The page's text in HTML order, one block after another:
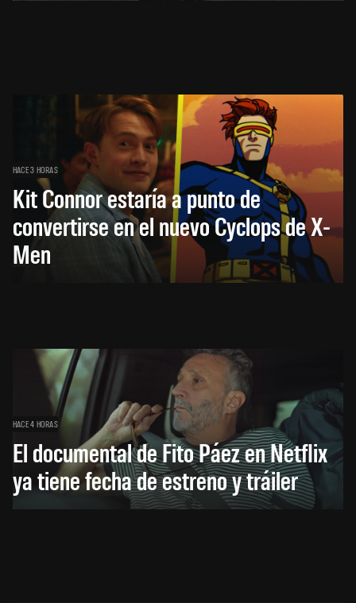
HACE 3 HORAS
Kit Connor estaría a punto de
convertirse en el nuevo Cyclops de X-
Men
HACE 4 HORAS
El documental de Fito Páez en Netflix
ya tiene fecha de estreno y tráiler